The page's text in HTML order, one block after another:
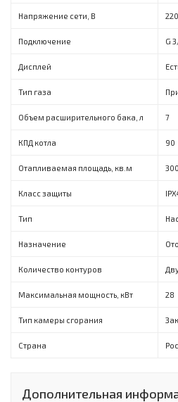
Напряжение сети, В
Подключение G
Дисплей
Тип газа
Объем расширительного бака, л 7
КПД котла 90
Отапливаемая площадь, кв.м 300
Класс защиты
Тип
Назначение
Количество контуров
Максимальная мощность, кВт 28
Тип камеры сгорания
Страна
Дополнительная